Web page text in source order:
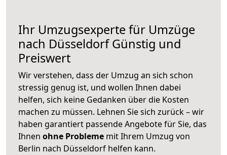
Ihr Umzugsexperte für Umzüge
nach DüsseldorfGünstig und
Preiswert
Wir verstehen, dass der Umzug an sich schon
stressig genug ist, und wollen Ihnen dabei
helfen, sich keine Gedanken über die Kosten
machen zu müssen. Lehnen Sie sich zurück – wir
haben garantiert passende Angebote für Sie, das
Ihnen ohne Probleme mit Ihrem Umzug von
Berlin nach Düsseldorf helfen kann.